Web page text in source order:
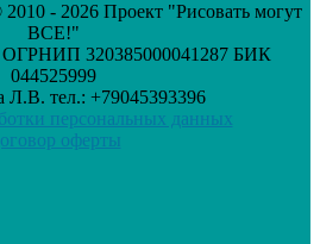
- 2026 Проект "Рисовать могут
ВСЕ!"
320385000041287 БИК
044525999
тел.: +79045393396
персональных данных
оферты